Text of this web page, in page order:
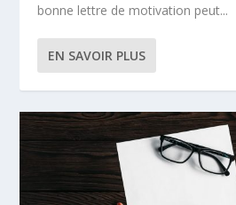
bonne lettre de motivation peut...
EN SAVOIR PLUS